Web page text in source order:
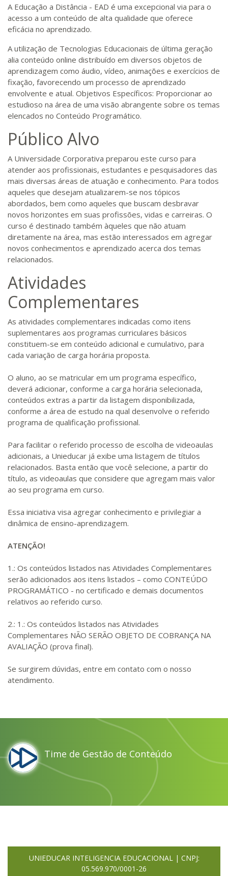
A Educação a Distância - EAD é uma excepcional via para o
acesso a um conteúdo de alta qualidade que oferece
eficácia no aprendizado.
A utilização de Tecnologias Educacionais de última geração
alia conteúdo online distribuído em diversos objetos de
aprendizagem como áudio, vídeo, animações e exercícios de
fixação, favorecendo um processo de aprendizado
envolvente e atual. Objetivos Específicos: Proporcionar ao
estudioso na área de uma visão abrangente sobre os temas
elencados no Conteúdo Programático.
Público Alvo
A Universidade Corporativa preparou este curso para
atender aos profissionais, estudantes e pesquisadores das
mais diversas áreas de atuação e conhecimento. Para todos
aqueles que desejam atualizarem-se nos tópicos
abordados, bem como aqueles que buscam desbravar
novos horizontes em suas profissões, vidas e carreiras. O
curso é destinado também àqueles que não atuam
diretamente na área, mas estão interessados em agregar
novos conhecimentos e aprendizado acerca dos temas
relacionados.
Atividades
Complementares
As atividades complementares indicadas como itens
suplementares aos programas curriculares básicos
constituem-se em conteúdo adicional e cumulativo, para
cada variação de carga horária proposta.
O aluno, ao se matricular em um programa específico,
deverá adicionar, conforme a carga horária selecionada,
conteúdos extras a partir da listagem disponibilizada,
conforme a área de estudo na qual desenvolve o referido
programa de qualificação profissional.
Para facilitar o referido processo de escolha de videoaulas
adicionais, a Unieducar já exibe uma listagem de títulos
relacionados. Basta então que você selecione, a partir do
título, as videoaulas que considere que agregam mais valor
ao seu programa em curso.
Essa iniciativa visa agregar conhecimento e privilegiar a
dinâmica de ensino-aprendizagem.
ATENÇÃO!
1.: Os conteúdos listados nas Atividades Complementares
serão adicionados aos itens listados – como CONTEÚDO
PROGRAMÁTICO - no certificado e demais documentos
relativos ao referido curso.
2.: 1.: Os conteúdos listados nas Atividades
Complementares NÃO SERÃO OBJETO DE COBRANÇA NA
AVALIAÇÃO (prova final).
Se surgirem dúvidas, entre em contato com o nosso
atendimento.
Time de Gestão de Conteúdo
UNIEDUCAR INTELIGENCIA EDUCACIONAL | CNPJ:
05.569.970/0001-26